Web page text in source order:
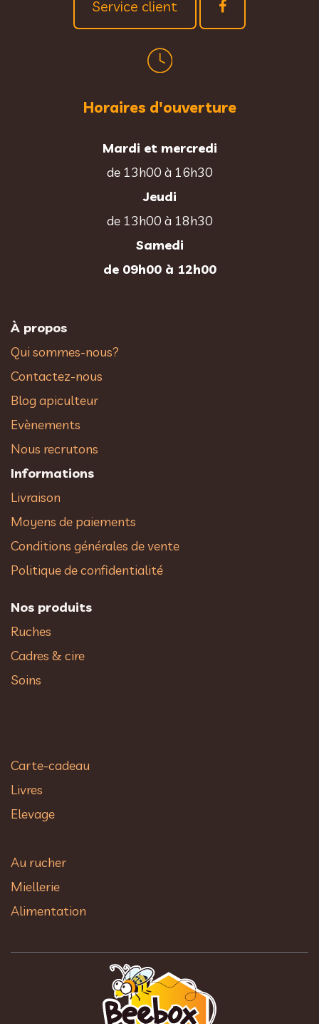
Service client
Horaires d'ouverture
Mardi et mercredi
de 13h00 à 16h30
Jeudi
de 13h00 à 18h30
Samedi
de 09h00 à 12h00
À propos
Qui sommes-nous?
Contactez-nous
Blog apiculteur
Evènements
Nous recrutons
Informations
Livraison
Moyens de paiements
Conditions générales de vente
Politique de confidentialité
Nos produits
Ruches
Cadres & cire
Soins
Carte-cadeau
Livres
Elevage
Au rucher​
Miellerie
Alimentation